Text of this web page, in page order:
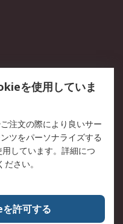
用情報
ーポレートサイト
の歴史
証について
を使用していま
注文の際により良いサー
ツをパーソナライズする
しています。詳細につ
さい。
許可する